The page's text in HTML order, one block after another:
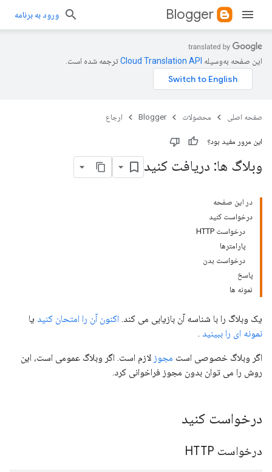
Blogger ورود به برنامه
این صفحه به‌وسیله ترجمه شده است.
صفحه اصلی محصولات Blogger ارجاع
این مرور مفید بود؟
وبلاگ ها: دریافت کنید
در این صفحه
درخواست کنید
درخواست HTTP
پارامترها
درخواست بدن
پاسخ
نمونه ها
یک وبلاگ را با شناسه آن بازیابی می کند. اکنون آن را امتحان کنید یا
نمونه ای را ببینید .
اگر وبلاگ خصوصی است مجوز لازم است. اگر وبلاگ عمومی است، این
روش را می توان بدون مجوز فراخوانی کرد.
درخواست کنید
درخواست HTTP